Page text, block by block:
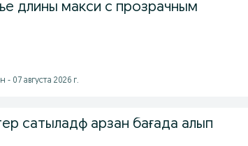
длины макси с прозрачным
- 07 августа 2026 г.
сатыладф арзан бағада алып